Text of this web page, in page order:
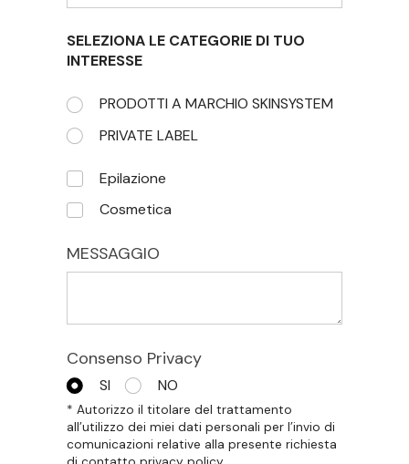
SELEZIONA LE CATEGORIE DI TUO
INTERESSE
Choose the day:*
(required)
PRODOTTI A MARCHIO SKINSYSTEM
PRIVATE LABEL
UntitledEpilazione
Cosmetica
MESSAGGIO
Consenso Privacy
SI NO
* Autorizzo il titolare del trattamento
all’utilizzo dei miei dati personali per l’invio di
comunicazioni relative alla presente richiesta